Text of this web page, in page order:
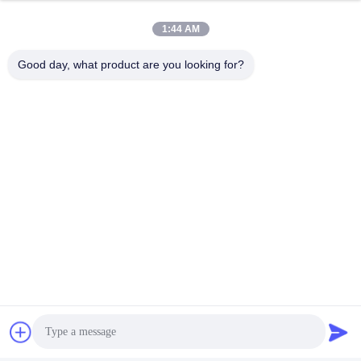
1:44 AM
Good day, what product are you looking for?